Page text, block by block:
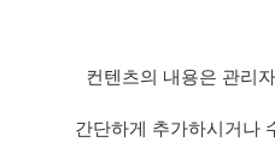
컨텐츠의 내용은 관리
간단하게 추가하시거나